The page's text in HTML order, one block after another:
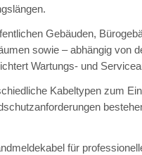
Gebäuden,
sowie – abhängig von
Wartungs- und
Kabeltypen zum
für